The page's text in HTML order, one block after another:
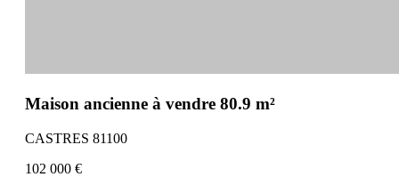
Maison ancienne à vendre 80.9 m²
CASTRES 81100
102 000 €